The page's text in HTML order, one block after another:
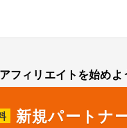
アフィリエイトを始めよ
新規パートナ